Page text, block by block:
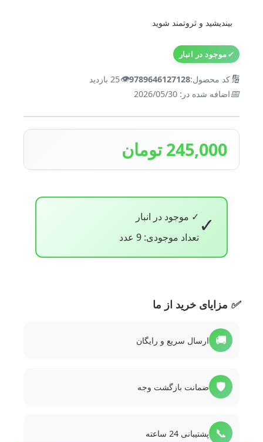
بیندیشید و ثروتمند شوید
✓موجود در انبار
🔢کد محصول:9789646127128
👁️25 بازدید
📅اضافه شده در: 2026/05/30
245,000 تومان
✓ ✓ موجود در انبار
تعداد موجودی: 9 عدد
✅ مزایای خرید از ما
🚚 ارسال سریع و رایگان
🛡️ ضمانت بازگشت وجه
📞 پشتیبانی 24 ساعته